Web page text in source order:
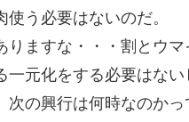
う必要はないのだ。
りますな・・・割とウマ
一元化をする必要はな
の興行は何時なのかっ